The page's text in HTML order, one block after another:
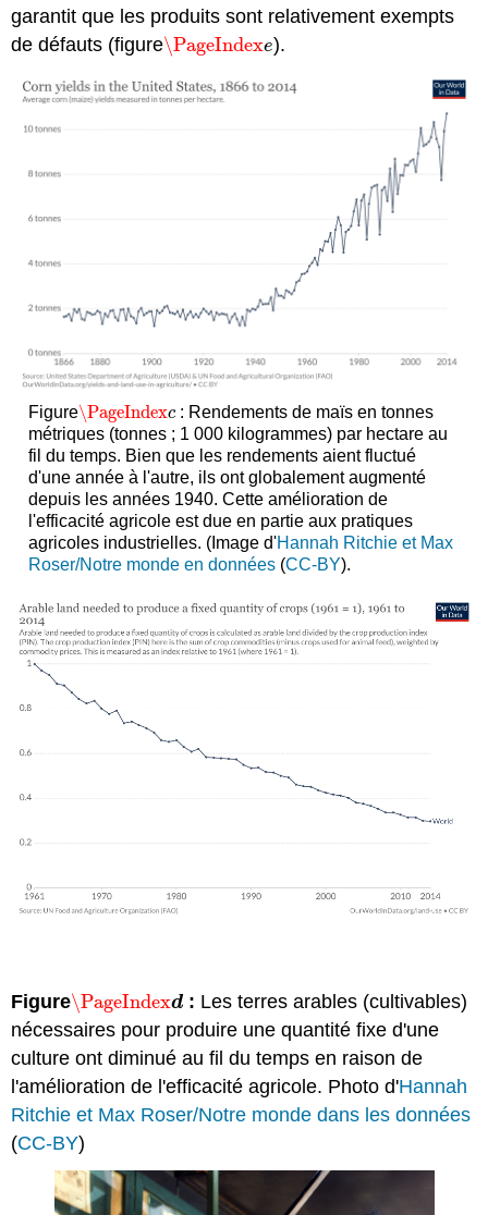
garantit que les produits sont relativement exempts
de défauts (figure\PageIndexe
\PageIndexe).
Figure\PageIndexc
\PageIndexc : Rendements de maïs en tonnes
métriques (tonnes ; 1 000 kilogrammes) par hectare au
fil du temps. Bien que les rendements aient fluctué
d'une année à l'autre, ils ont globalement augmenté
depuis les années 1940. Cette amélioration de
l'efficacité agricole est due en partie aux pratiques
agricoles industrielles. (Image d'Hannah Ritchie et Max
Roser/Notre monde en données(CC-BY).
Figure\PageIndexd
\PageIndexd : Les terres arables (cultivables)
nécessaires pour produire une quantité fixe d'une
culture ont diminué au fil du temps en raison de
l'amélioration de l'efficacité agricole. Photo d'Hannah
Ritchie et Max Roser/Notre monde dans les données
(CC-BY)